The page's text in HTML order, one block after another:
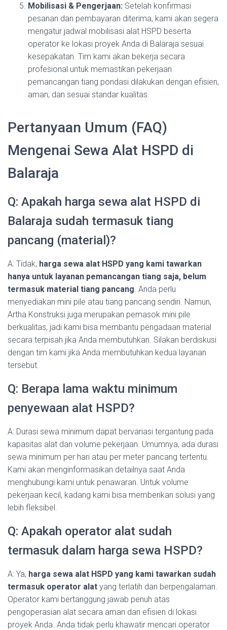
Mobilisasi & Pengerjaan: Setelah konfirmasi
pesanan dan pembayaran diterima, kami akan segera
mengatur jadwal mobilisasi alat HSPD beserta
operator ke lokasi proyek Anda di Balaraja sesuai
kesepakatan. Tim kami akan bekerja secara
profesional untuk memastikan pekerjaan
pemancangan tiang pondasi dilakukan dengan efisien,
aman, dan sesuai standar kualitas.
Pertanyaan Umum (FAQ)
Mengenai Sewa Alat HSPD di
Balaraja
Q: Apakah harga sewa alat HSPD di
Balaraja sudah termasuk tiang
pancang (material)?
A: Tidak, harga sewa alat HSPD yang kami tawarkan
hanya untuk layanan pemancangan tiang saja, belum
termasuk material tiang pancang . Anda perlu
menyediakan mini pile atau tiang pancang sendiri. Namun,
Artha Konstruksi juga merupakan pemasok mini pile
berkualitas, jadi kami bisa membantu pengadaan material
secara terpisah jika Anda membutuhkan. Silakan berdiskusi
dengan tim kami jika Anda membutuhkan kedua layanan
tersebut.
Q: Berapa lama waktu minimum
penyewaan alat HSPD?
A: Durasi sewa minimum dapat bervariasi tergantung pada
kapasitas alat dan volume pekerjaan. Umumnya, ada durasi
sewa minimum per hari atau per meter pancang tertentu.
Kami akan menginformasikan detailnya saat Anda
menghubungi kami untuk penawaran. Untuk volume
pekerjaan kecil, kadang kami bisa memberikan solusi yang
lebih fleksibel.
Q: Apakah operator alat sudah
termasuk dalam harga sewa HSPD?
A: Ya, harga sewa alat HSPD yang kami tawarkan sudah
termasuk operator alat yang terlatih dan berpengalaman.
Operator kami bertanggung jawab penuh atas
pengoperasian alat secara aman dan efisien di lokasi
proyek Anda. Anda tidak perlu khawatir mencari operator